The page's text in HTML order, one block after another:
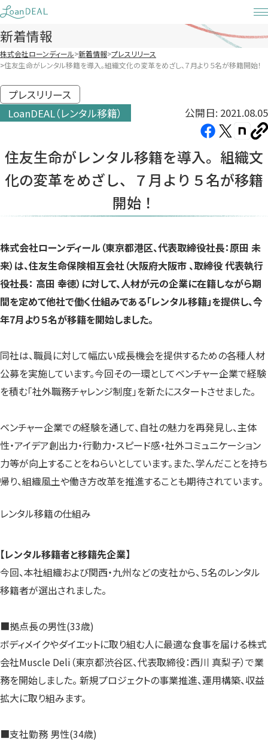
Skip
to
content
新着情報
株式会社ローンディール 新着情報 プレスリリース
住友生命がレンタル移籍を導入。組織文化の変革をめざし、７月より５名が移籍開始！
プレスリリース
LoanDEAL（レンタル移籍）
公開日: 2021.08.05
Facebook（新
い
タ
ま
す）
X（新
い
タ
ブ
ま
す）
note（新
い
タ
ブ
ま
す）
コ
ピ
ー
住友生命がレンタル移籍を導入。組織文
化の変革をめざし、７月より５名が移籍
開始！
株式会社ローンディール（東京都港区、代表取締役社長：原田 未
来）は、住友生命保険相互会社（大阪府大阪市 、取締役 代表執行
役社長： 高田 幸徳）に対して、人材が元の企業に在籍しながら期
間を定めて他社で働く仕組みである「レンタル移籍」を提供し、今
年7月より５名が移籍を開始しました。
同社は、職員に対して幅広い成長機会を提供するための各種人材
公募を実施しています。今回その一環としてベンチャー企業で経験
を積む「社外職務チャレンジ制度」を新たにスタートさせました。
ベンチャー企業での経験を通して、自社の魅力を再発見し、主体
性・アイデア創出力・行動力・スピード感・社外コミュニケーション
力等が向上することをねらいとしています。また、学んだことを持ち
帰り、組織風土や働き方改革を推進することも期待されています。
レンタル移籍の仕組み
【レンタル移籍者と移籍先企業】
今回、本社組織および関西・九州などの支社から、５名のレンタル
移籍者が選出されました。
■拠点長の男性(33歳)
ボディメイクやダイエットに取り組む人に最適な食事を届ける株式
会社Muscle Deli（東京都渋谷区、代表取締役：西川 真梨子）で業
務を開始しました。 新規プロジェクトの事業推進、運用構築、収益
拡大に取り組みます。
■支社勤務 男性(34歳)